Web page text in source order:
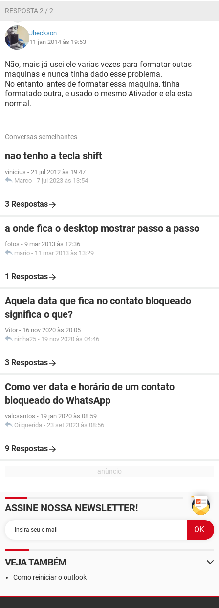
RESPOSTA 2 / 2
Jheckson
11 jan 2014 às 19:53
Não, mais já usei ele varias vezes para formatar outas
maquinas e nunca tinha dado esse problema.
No entanto, antes de formatar essa maquina, tinha
formatado outra, e usado o mesmo Ativador e ela esta
normal.
Conversas semelhantes
nao tenho a tecla shift
vinicius - 21 jul 2012 às 19:47
Marco - 7 jul 2023 às 13:54
3 Respostas
a onde fica o desktop mostrar passo a passo
fotos - 9 mar 2013 às 12:36
mario - 11 mar 2013 às 13:29
1 Respostas
Aquela data que fica no contato bloqueado
significa o que?
Vitor - 16 nov 2020 às 20:05
ninha25 - 19 nov 2020 às 04:46
3 Respostas
Como ver data e horário de um contato
bloqueado do WhatsApp
valcsantos - 19 jan 2020 às 08:59
Oiiquerida - 23 set 2023 às 08:56
9 Respostas
ASSINE NOSSA NEWSLETTER!
VEJA TAMBÉM
Como reiniciar o outlook